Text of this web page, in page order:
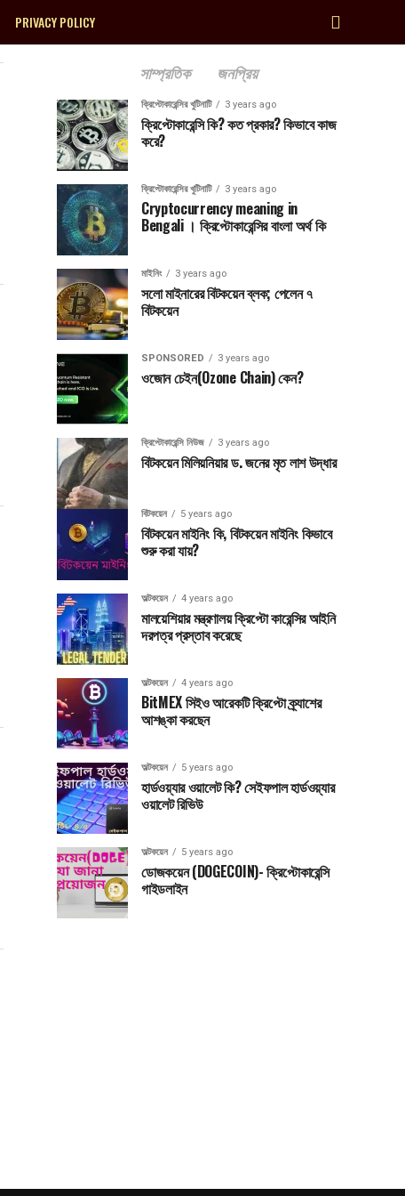
PRIVACY POLICY
সাম্প্রতিক জনপ্রিয়
ক্রিপ্টোকারেন্সির খুটিনাটি 3 years ago
ক্রিপ্টোকারেন্সি কি? কত প্রকার? কিভাবে কাজ
করে?
ক্রিপ্টোকারেন্সির খুটিনাটি 3 years ago
Cryptocurrency meaning in
Bengali । ক্রিপ্টোকারেন্সির বাংলা অর্থ কি
মাইনিং 3 years ago
সলো মাইনারের বিটকয়েন ব্লক; পেলেন ৭
বিটকয়েন
SPONSORED 3 years ago
ওজোন চেইন(Ozone Chain) কেন?
ক্রিপ্টোকারেন্সি নিউজ 3 years ago
বিটকয়েন মিলিয়নিয়ার ড. জনের মৃত লাশ উদ্ধার
বিটকয়েন 5 years ago
বিটকয়েন মাইনিং কি, বিটকয়েন মাইনিং কিভাবে
শুরু করা যায়?
অল্টকয়েন 4 years ago
মালয়েশিয়ার মন্ত্রণালয় ক্রিপ্টো কারেন্সির আইনি
দরপত্র প্রস্তাব করেছে
অল্টকয়েন 4 years ago
BitMEX সিইও আরেকটি ক্রিপ্টো ক্র্যাশের
আশঙ্কা করছেন
অল্টকয়েন 5 years ago
হার্ডওয়্যার ওয়ালেট কি? সেইফপাল হার্ডওয়্যার
ওয়ালেট রিভিউ
অল্টকয়েন 5 years ago
ডোজকয়েন (DOGECOIN)- ক্রিপ্টোকারেন্সি
গাইডলাইন